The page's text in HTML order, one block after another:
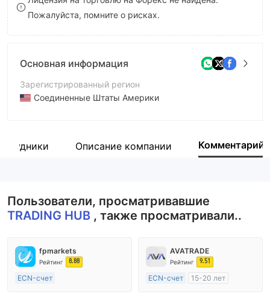
9Пожалуйста, помните о рисках.
Основная информация
Зарегистрированный регион
Соединенные Штаты Америки
Компания
Описание компании Комментарий
Пользователи, просматривавшие
TRADING HUB , также просматривали..
fpmarkets
Рейтинг 8.88
ECN-счет
AVATRADE
Рейтинг 9.51
ECN-счет
15-20 лет